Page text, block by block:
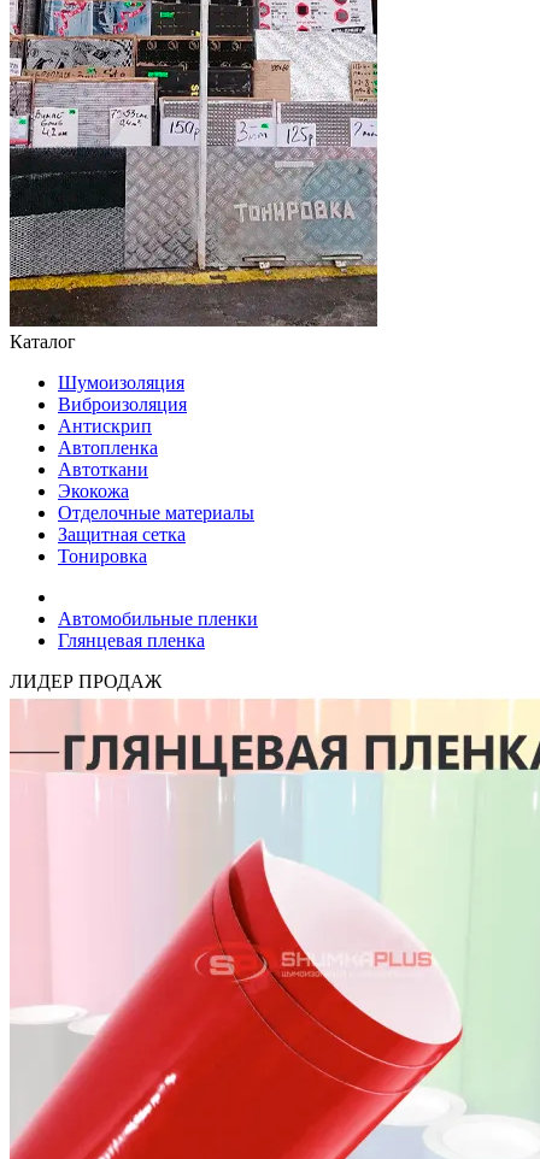
Каталог
Шумоизоляция
Виброизоляция
Антискрип
Автопленка
Автоткани
Экокожа
Отделочные материалы
Защитная сетка
Тонировка
Автомобильные пленки
Глянцевая пленка
ЛИДЕР ПРОДАЖ